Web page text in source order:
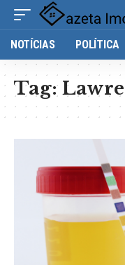
NOTÍCIAS POLÍTICA
Tag: